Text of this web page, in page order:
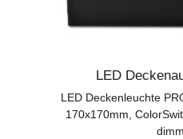
LED
LED Deckenleuchte
170x170mm,